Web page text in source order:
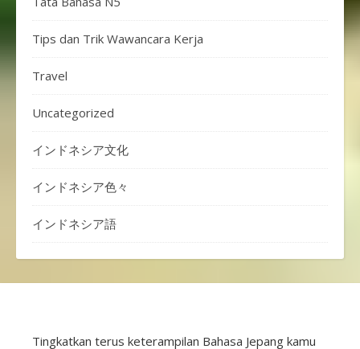
Tips dan Trik Wawancara Kerja
Travel
Uncategorized
インドネシア文化
インドネシア色々
インドネシア語
Tingkatkan terus keterampilan Bahasa Jepang kamu